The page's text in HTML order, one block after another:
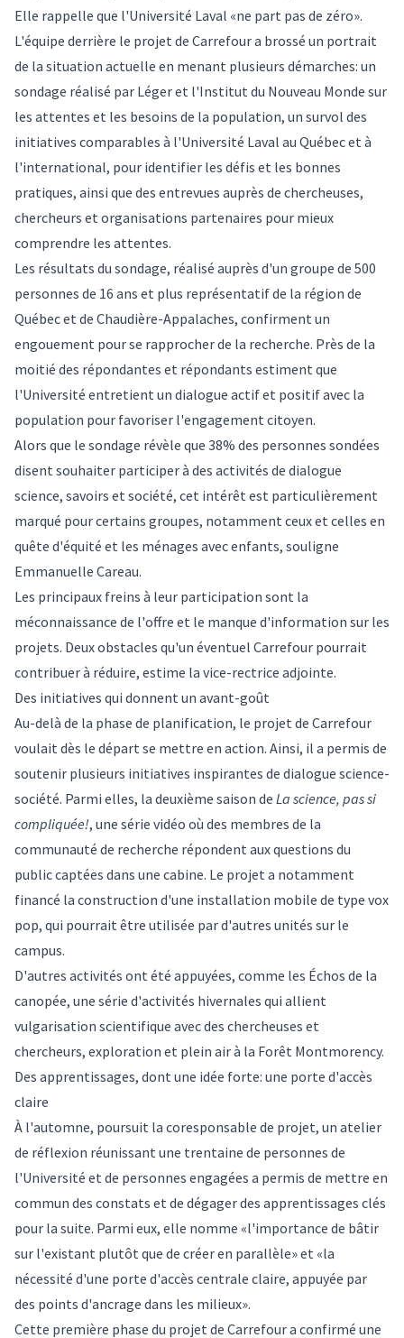
Elle rappelle que l'Université Laval «ne part pas de zéro».
L'équipe derrière le projet de Carrefour a brossé un portrait
de la situation actuelle en menant plusieurs démarches: un
sondage réalisé par Léger et l'Institut du Nouveau Monde sur
les attentes et les besoins de la population, un survol des
initiatives comparables à l'Université Laval au Québec et à
l'international, pour identifier les défis et les bonnes
pratiques, ainsi que des entrevues auprès de chercheuses,
chercheurs et organisations partenaires pour mieux
comprendre les attentes.
Les résultats du sondage, réalisé auprès d'un groupe de 500
personnes de 16 ans et plus représentatif de la région de
Québec et de Chaudière-Appalaches, confirment un
engouement pour se rapprocher de la recherche. Près de la
moitié des répondantes et répondants estiment que
l'Université entretient un dialogue actif et positif avec la
population pour favoriser l'engagement citoyen.
Alors que le sondage révèle que 38% des personnes sondées
disent souhaiter participer à des activités de dialogue
science, savoirs et société, cet intérêt est particulièrement
marqué pour certains groupes, notamment ceux et celles en
quête d'équité et les ménages avec enfants, souligne
Emmanuelle Careau.
Les principaux freins à leur participation sont la
méconnaissance de l'offre et le manque d'information sur les
projets. Deux obstacles qu'un éventuel Carrefour pourrait
contribuer à réduire, estime la vice-rectrice adjointe.
Des initiatives qui donnent un avant-goût
Au-delà de la phase de planification, le projet de Carrefour
voulait dès le départ se mettre en action. Ainsi, il a permis de
soutenir plusieurs initiatives inspirantes de dialogue science-
société. Parmi elles, la deuxième saison de La science, pas si
compliquée!, une série vidéo où des membres de la
communauté de recherche répondent aux questions du
public captées dans une cabine. Le projet a notamment
financé la construction d'une installation mobile de type vox
pop, qui pourrait être utilisée par d'autres unités sur le
campus.
D'autres activités ont été appuyées, comme les Échos de la
canopée, une série d'activités hivernales qui allient
vulgarisation scientifique avec des chercheuses et
chercheurs, exploration et plein air à la Forêt Montmorency.
Des apprentissages, dont une idée forte: une porte d'accès
claire
À l'automne, poursuit la coresponsable de projet, un atelier
de réflexion réunissant une trentaine de personnes de
l'Université et de personnes engagées a permis de mettre en
commun des constats et de dégager des apprentissages clés
pour la suite. Parmi eux, elle nomme «l'importance de bâtir
sur l'existant plutôt que de créer en parallèle» et «la
nécessité d'une porte d'accès centrale claire, appuyée par
des points d'ancrage dans les milieux».
Cette première phase du projet de Carrefour a confirmé une